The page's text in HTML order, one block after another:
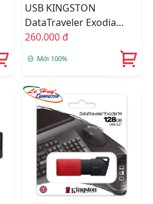
USB KINGSTON
DataTraveler Exodia
Onyx 128GB USB 3.2 Gen
260.000 đ
Mới 100%